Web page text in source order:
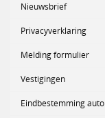
Nieuwsbrief
Privacyverklaring
Melding formulier
Vestigingen
Eindbestemming auto